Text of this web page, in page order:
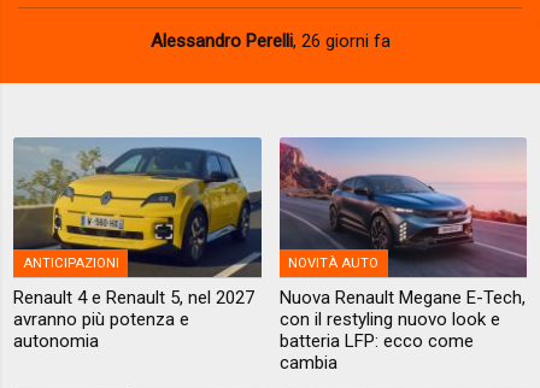
Alessandro Perelli, 26 giorni fa
ANTICIPAZIONI
Renault 4 e Renault 5, nel 2027
avranno più potenza e
autonomia
NOVITÀ AUTO
Nuova Renault Megane E-Tech,
con il restyling nuovo look e
batteria LFP: ecco come
cambia